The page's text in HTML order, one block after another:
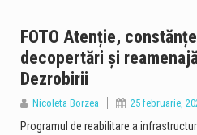
FOTO Atenție,
decopertări și
Dezrobirii
Nicoleta Borzea 25 februarie,
Programul de reabilitare a